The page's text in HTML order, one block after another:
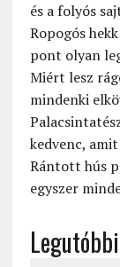
és a folyós
Ropogós
pont olyan
Miért lesz
mindenki
kedvenc,
Rántott hús
egyszer